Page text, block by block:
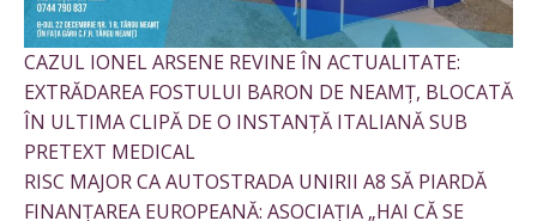
CAZUL IONEL ARSENE REVINE ÎN ACTUALITATE:
EXTRĂDAREA FOSTULUI BARON DE NEAMȚ, BLOCATĂ
ÎN ULTIMA CLIPĂ DE O INSTANȚĂ ITALIANĂ SUB
PRETEXT MEDICAL
RISC MAJOR CA AUTOSTRADA UNIRII A8 SĂ PIARDĂ
FINANȚAREA EUROPEANĂ: ASOCIAȚIA „HAI CĂ SE